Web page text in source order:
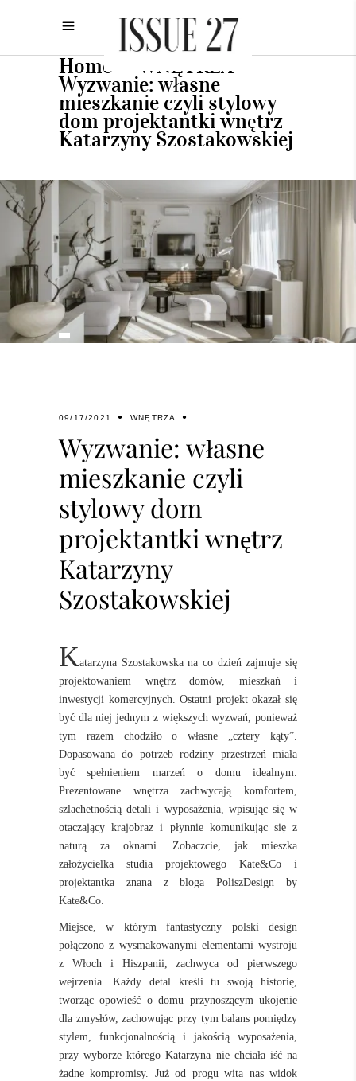
Home WNĘTRZA
Wyzwanie: własne
mieszkanie czyli stylowy
dom projektantki wnętrz
Katarzyny Szostakowskiej
09/17/2021 WNĘTRZA
Wyzwanie: własne
mieszkanie czyli
stylowy dom
projektantki wnętrz
Katarzyny
Szostakowskiej
Katarzyna Szostakowska na co dzień zajmuje się
projektowaniem wnętrz domów, mieszkań i
inwestycji komercyjnych. Ostatni projekt okazał się
być dla niej jednym z większych wyzwań, ponieważ
tym razem chodziło o własne „cztery kąty”.
Dopasowana do potrzeb rodziny przestrzeń miała
być spełnieniem marzeń o domu idealnym.
Prezentowane wnętrza zachwycają komfortem,
szlachetnością detali i wyposażenia, wpisując się w
otaczający krajobraz i płynnie komunikując się z
naturą za oknami. Zobaczcie, jak mieszka
założycielka studia projektowego Kate&Co i
projektantka znana z bloga PoliszDesign by
Kate&Co.
Miejsce, w którym fantastyczny polski design
połączono z wysmakowanymi elementami wystroju
z Włoch i Hiszpanii, zachwyca od pierwszego
wejrzenia. Każdy detal kreśli tu swoją historię,
tworząc opowieść o domu przynoszącym ukojenie
dla zmysłów, zachowując przy tym balans pomiędzy
stylem, funkcjonalnością i jakością wyposażenia,
przy wyborze którego Katarzyna nie chciała iść na
żadne kompromisy. Już od progu wita nas widok